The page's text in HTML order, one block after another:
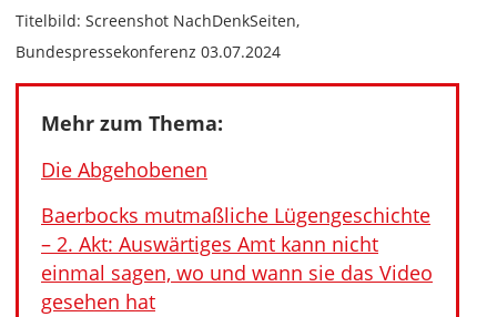
Titelbild: Screenshot NachDenkSeiten,
Bundespressekonferenz 03.07.2024
Mehr zum Thema:
Die Abgehobenen
Baerbocks mutmaßliche Lügengeschichte
– 2. Akt: Auswärtiges Amt kann nicht
einmal sagen, wo und wann sie das Video
gesehen hat